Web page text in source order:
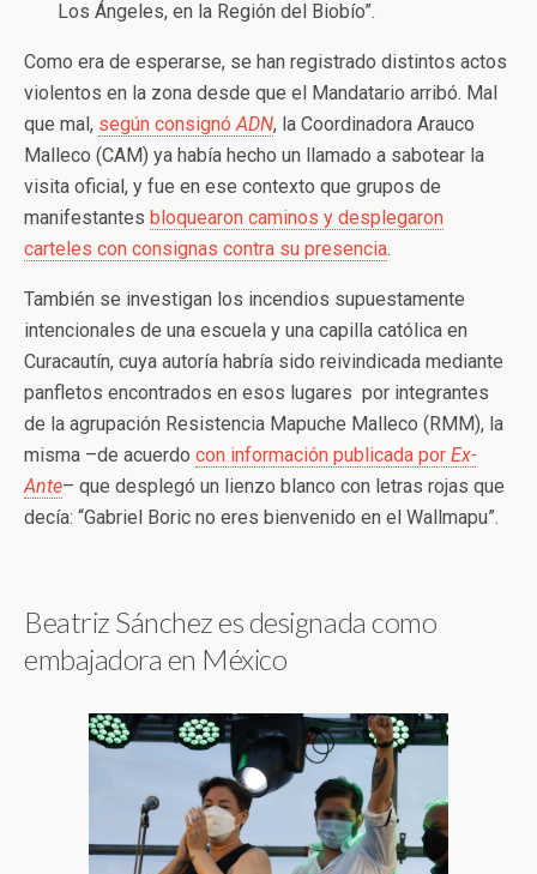
Los Ángeles, en la Región del Biobío”.
Como era de esperarse, se han registrado distintos actos
violentos en la zona desde que el Mandatario arribó. Mal
que mal, según consignóADN, la Coordinadora Arauco
Malleco (CAM) ya había hecho un llamado a sabotear la
visita oficial, y fue en ese contexto que grupos de
manifestantes bloquearon caminos y desplegaron
carteles con consignas contra su presencia.
También se investigan los incendios supuestamente
intencionales de una escuela y una capilla católica en
Curacautín, cuya autoría habría sido reivindicada mediante
panfletos encontrados en esos lugares por integrantes
de la agrupación Resistencia Mapuche Malleco (RMM), la
misma –de acuerdo con información publicada por Ex-
Ante– que desplegó un lienzo blanco con letras rojas que
decía: “Gabriel Boric no eres bienvenido en el Wallmapu”.
Beatriz Sánchez es designada como
embajadora en México